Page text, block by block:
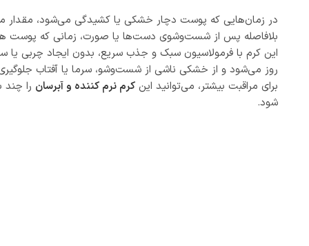
در زمان‌هایی که پوست دچار خشکی یا کشیدگی می‌شود، مقدار
بلافاصله پس از شست‌وشوی دست‌ها یا صورت، زمانی که پوست
این کرم با فرمولاسیون سبک و جذب سریع، بدون ایجاد چربی
روز می‌شود و از خشکی ناشی از شست‌وشو، سرما یا آفتاب
برای مراقبت بیشتر، می‌توانید این کرم نرم کننده و آبرسان را
شود.